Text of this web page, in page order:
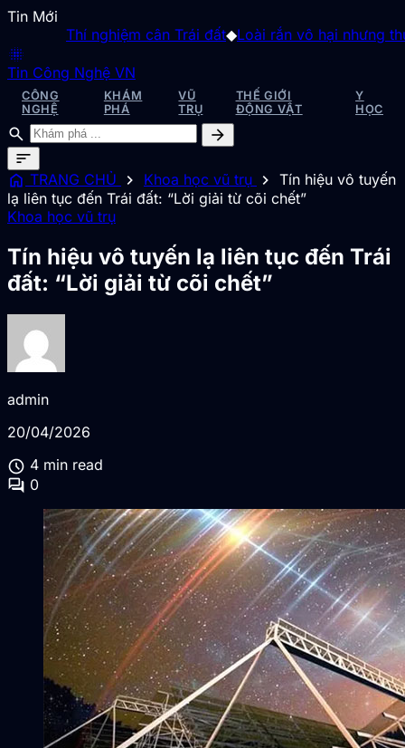
Tin Mới
Thí nghiệm cân Trái đất ◆Loài rắn vô hại nhưng
blur_on
Tin Công Nghệ VN
CÔNG
NGHỆ
KHÁM
PHÁ
VŨ
TRỤ
THẾ GIỚI
ĐỘNG VẬT
Y
HỌC
search
arrow_forward
sort
home TRANG CHỦ chevron_right Khoa học vũ trụ chevron_right Tín hiệu vô tuyến
lạ liên tục đến Trái đất: “Lời giải từ cõi chết”
Khoa học vũ trụ
Tín hiệu vô tuyến lạ liên tục đến Trái
đất: “Lời giải từ cõi chết”
admin
20/04/2026
schedule 4 min read
forum 0